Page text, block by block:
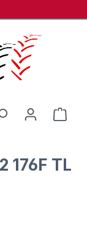
176F TL